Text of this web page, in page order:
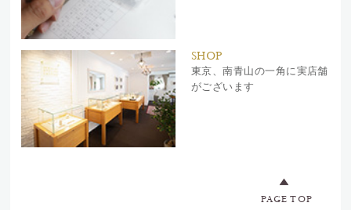
SHOP
東京、南青山の一角に実店舗
がございます
PAGE TOP